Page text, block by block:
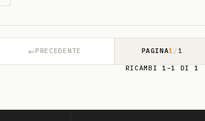
←PRECEDENTE PAGINA1 /1
RICAMBI 1–1 DI 1